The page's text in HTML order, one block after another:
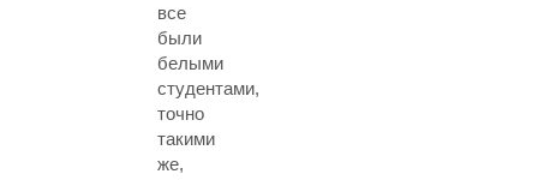
все
были
белыми
студентами,
точно
такими
же,